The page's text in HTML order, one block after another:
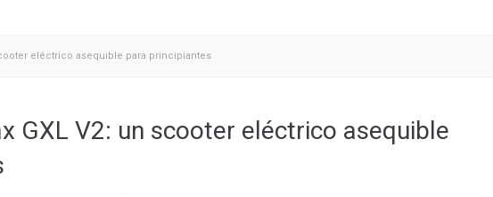
eléctrico asequible para principiantes
GXL V2: un scooter eléctrico asequible